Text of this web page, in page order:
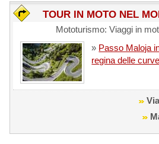
TOUR IN MOTO NEL
Mototurismo: Viaggi in
» Passo Maloja
regina delle